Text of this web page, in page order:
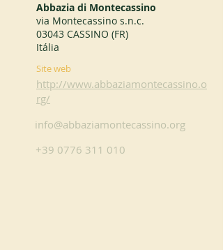
Abbazia di Montecassino
via Montecassino s.n.c.
03043 CASSINO (FR)
Itália
Site web
http://www.abbaziamontecassino.o
rg/
info@abbaziamontecassino.org
+39 0776 311 010